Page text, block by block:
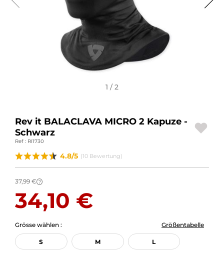
MOTORRADZUBEHÖR
MOTORRADGEPÄCK
SPORTBEKLEIDUNG
SPEZIELLE ANGEBOTE UND SONDERAKTIONEN
MARKEN
1 / 2
Rev it BALACLAVA MICRO 2 Kapuze -
Schwarz
Ref : RI1730
4.8/5 (10 Bewertung)
37,99 € ?
34,10 €
Grösse wählen : Größentabelle
S M L